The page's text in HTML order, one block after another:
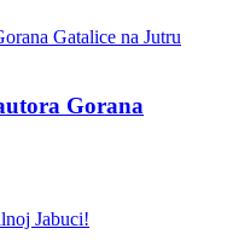
Gorana